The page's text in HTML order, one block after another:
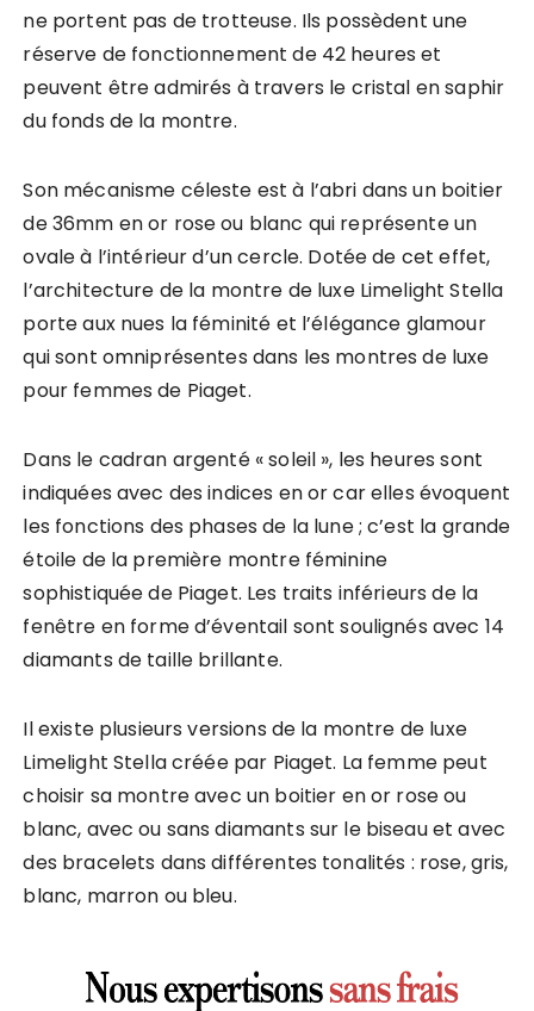
ne portent pas de trotteuse. Ils possèdent une
réserve de fonctionnement de 42 heures et
peuvent être admirés à travers le cristal en saphir
du fonds de la montre.
Son mécanisme céleste est à l’abri dans un boitier
de 36mm en or rose ou blanc qui représente un
ovale à l’intérieur d’un cercle. Dotée de cet effet,
l’architecture de la montre de luxe Limelight Stella
porte aux nues la féminité et l’élégance glamour
qui sont omniprésentes dans les montres de luxe
pour femmes de Piaget.
Dans le cadran argenté « soleil », les heures sont
indiquées avec des indices en or car elles évoquent
les fonctions des phases de la lune ; c’est la grande
étoile de la première montre féminine
sophistiquée de Piaget. Les traits inférieurs de la
fenêtre en forme d’éventail sont soulignés avec 14
diamants de taille brillante.
Il existe plusieurs versions de la montre de luxe
Limelight Stella créée par Piaget. La femme peut
choisir sa montre avec un boitier en or rose ou
blanc, avec ou sans diamants sur le biseau et avec
des bracelets dans différentes tonalités : rose, gris,
blanc, marron ou bleu.